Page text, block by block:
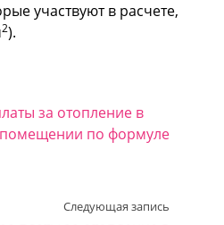
участвуют в расчете,
2).
за отопление в
по формуле
Следующая запись